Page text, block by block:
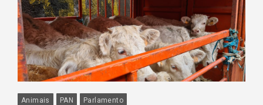
Animais PAN Parlamento